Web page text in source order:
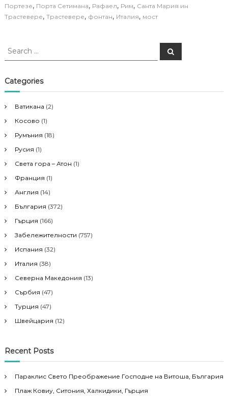
Портезе, Порта Сетимана, Рафаел, Рим, Санта Мария ин
Трастевере, Трастевере, фонтан, Италия, мост
S
r
c
f
o
r
S
e
Categories
Ватикана (2)
Косово (1)
Румъния (18)
Русия (1)
Света гора – Атон (1)
Франция (1)
Англия (14)
България (372)
Гърция (166)
Забележителности (757)
Испания (32)
Италия (38)
Северна Македония (13)
Сърбия (47)
Турция (47)
Швейцария (12)
Recent Posts
Параклис Свето Преображение Господне на Витоша, България
Плаж Ковиу, Ситония, Халкидики, Гърция